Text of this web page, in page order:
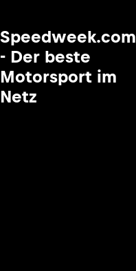
Speedweek.com
- Der beste
Motorsport im
Netz